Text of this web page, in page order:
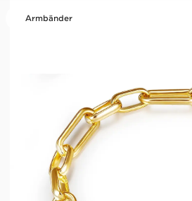
Armbänder